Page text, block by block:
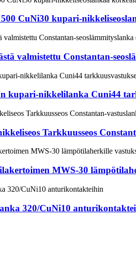
CuNi30 kupari-
valmistettu Constantan-
kupari-nikkelilanka Cuni44
Tarkkuusseos
MWS-30
320/CuNi10